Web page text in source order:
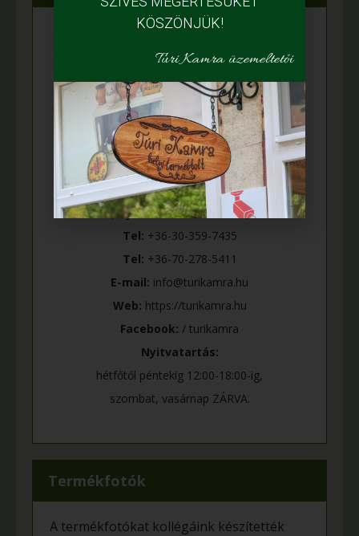
Cím:5400 Mezőtúr, Szabadság tér 29.
(hajdani Róka féle húsbolt)
Tel: +36-30-359-7435
Tel: +36-70-278-5411
E-mail: info@turikamra.hu
Web: https://turikamra.hu
Facebook: / turikamra
Nyitvatartás:
hétfőtől péntekig 12:00-18:00-ig,
szombat, vasárnap ZÁRVA.
Termékfotók
A termékfotókat kollégáink készítették
KÖSZÖNJÜK!
Túri Kamra üzemeltetői